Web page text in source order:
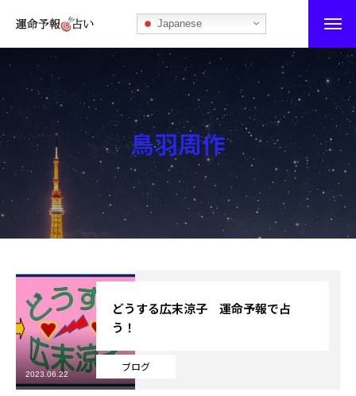
Japanese
運命予報占い
運命予報占いとは
あなたの所属部屋を探そう！
最恐の相性占い
秘伝公開！吉凶カレンダー
ブログ
お知らせ
芸能界
鳥羽周作
ブログ
どうする広末涼子 運命予報で占
う！
2023.06.22